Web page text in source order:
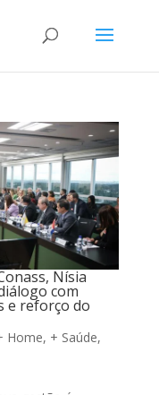
Nísia
com
e reforço do
Home, + Saúde,